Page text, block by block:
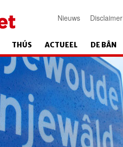
Nieuws Disclaimer
THÚS ACTUEEL DE BÂN